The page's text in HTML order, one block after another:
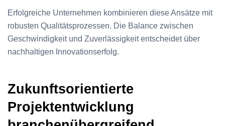
Erfolgreiche Unternehmen kombinieren diese Ansätze mit
robusten Qualitätsprozessen. Die Balance zwischen
Geschwindigkeit und Zuverlässigkeit entscheidet über
nachhaltigen Innovationserfolg.
Zukunftsorientierte
Projektentwicklung